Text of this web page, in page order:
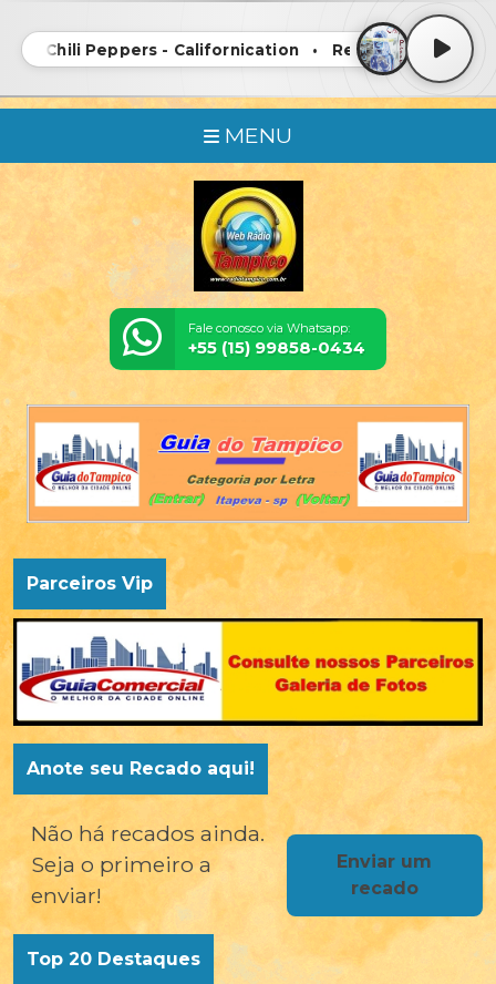
Peppers - Californication • Red Hot Chili Peppers -
MENU
Fale conosco via Whatsapp:
+55 (15) 99858-0434
Parceiros Vip
Anote seu Recado aqui!
Não há recados ainda.
Seja o primeiro a
enviar!
Enviar um
recado
Top 20 Destaques
Itaplacas
Rua
Conchas
38 Vila
Aparecida
Itapeva-
sp Cel (15)
99705-
7006